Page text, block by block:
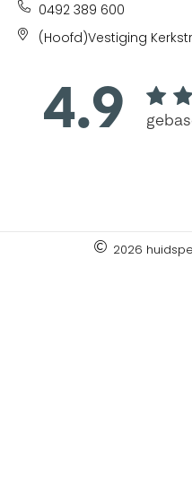
0492 389 600
(Hoofd)Vestiging
2026